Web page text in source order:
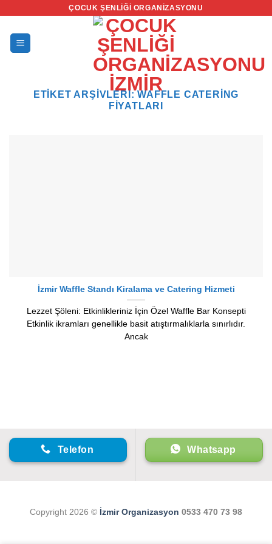
ÇOCUK ŞENLIĞI ORGANIZASYONU
ETIKET ARŞIVLERI:WAFFLE CATERING
FIYATLARI
İzmir Waffle Standı Kiralama ve Catering Hizmeti
Lezzet Şöleni: Etkinlikleriniz İçin Özel Waffle Bar Konsepti
Etkinlik ikramları genellikle basit atıştırmalıklarla sınırlıdır.
Ancak
Telefon Whatsapp
Copyright 2026 © İzmir Organizasyon 0533 470 73 98